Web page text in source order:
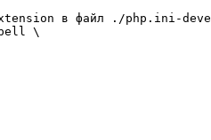
в файл ./php.ini-
\